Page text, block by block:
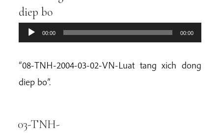
diep bo
00:00 00:00
“08-TNH-2004-03-02-VN-Luat tang xich dong
diep bo”.
03-TNH-